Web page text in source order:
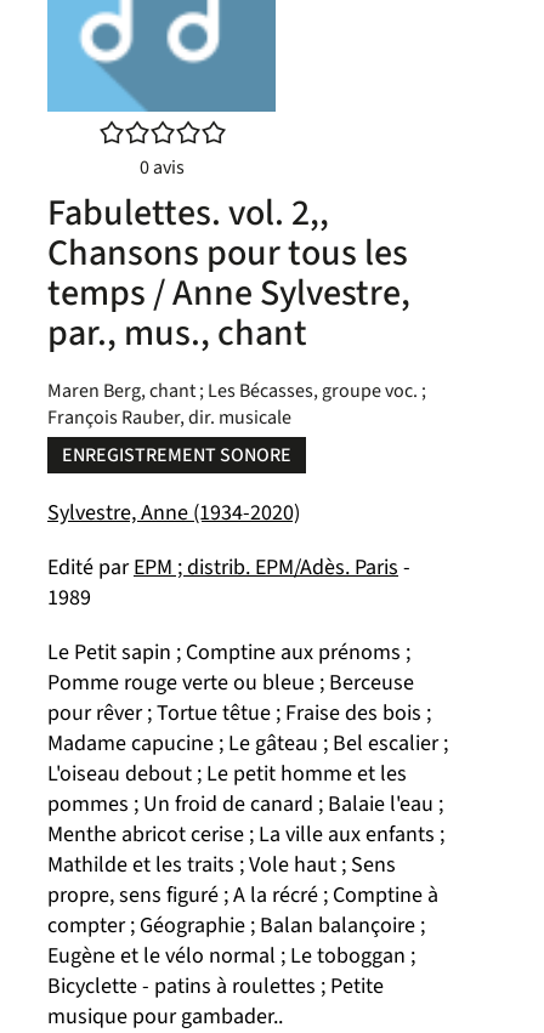
/5
0avis
Fabulettes. vol. 2,,
Chansons pour tous les
temps / Anne Sylvestre,
par., mus., chant
Maren Berg, chant ; Les Bécasses, groupe voc. ;
François Rauber, dir. musicale
ENREGISTREMENT SONORE
Sylvestre, Anne (1934-2020)
Edité parEPM ; distrib. EPM/Adès. Paris-
1989
Le Petit sapin ; Comptine aux prénoms ;
Pomme rouge verte ou bleue ; Berceuse
pour rêver ; Tortue têtue ; Fraise des bois ;
Madame capucine ; Le gâteau ; Bel escalier ;
L'oiseau debout ; Le petit homme et les
pommes ; Un froid de canard ; Balaie l'eau ;
Menthe abricot cerise ; La ville aux enfants ;
Mathilde et les traits ; Vole haut ; Sens
propre, sens figuré ; A la récré ; Comptine à
compter ; Géographie ; Balan balançoire ;
Eugène et le vélo normal ; Le toboggan ;
Bicyclette - patins à roulettes ; Petite
musique pour gambader..